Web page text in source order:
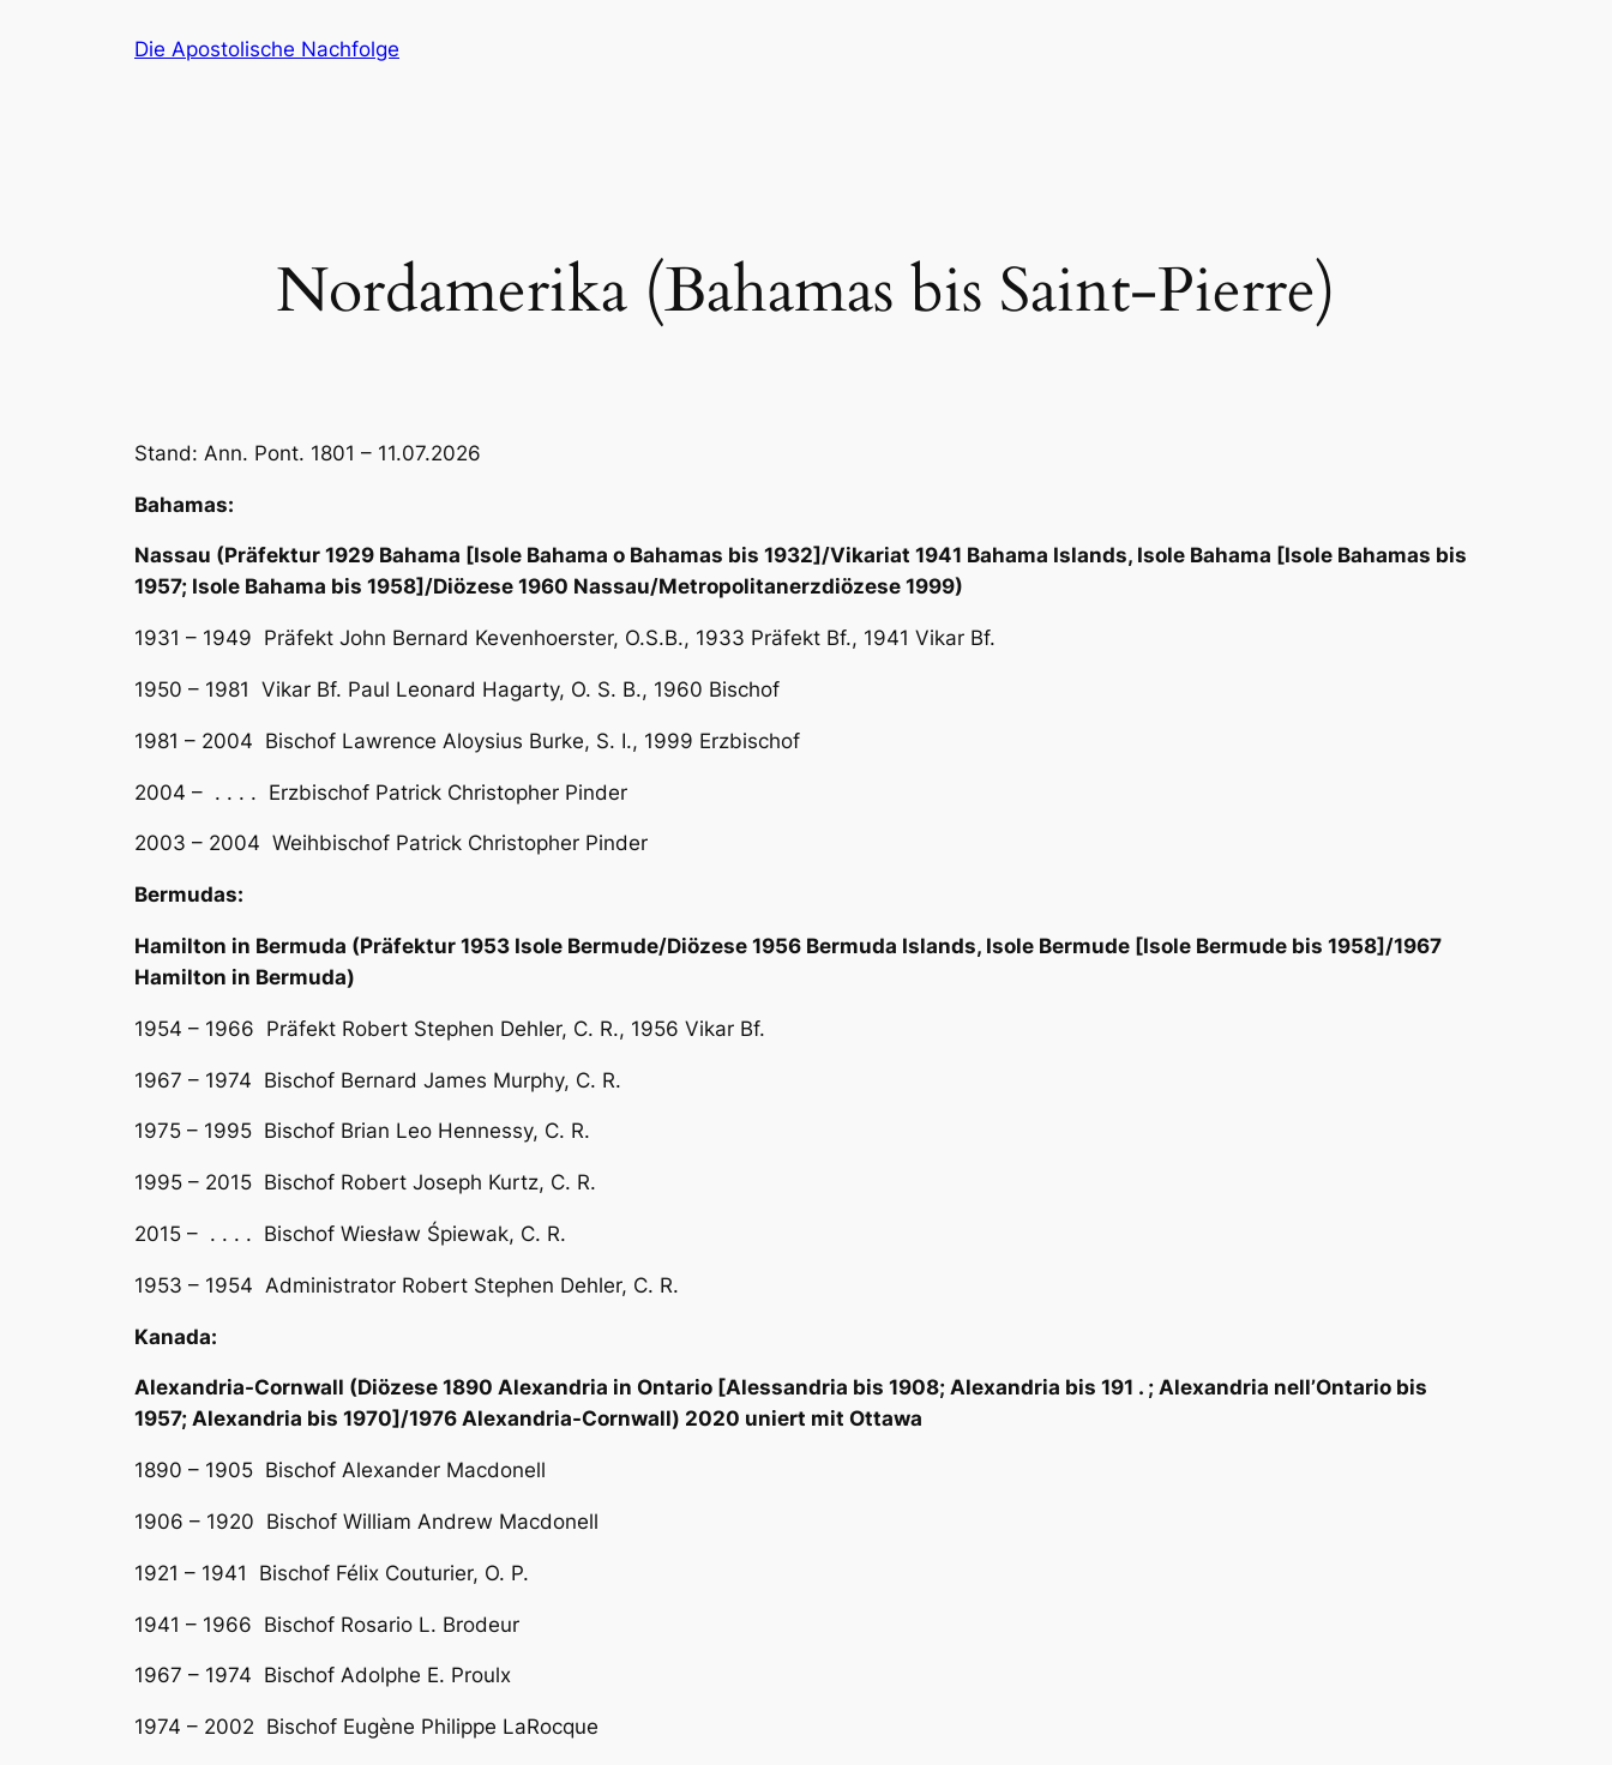
Die Apostolische Nachfolge
Nordamerika (Bahamas bis Saint-Pierre)
Stand: Ann. Pont. 1801 – 11.07.2026
Bahamas:
Nassau (Präfektur 1929 Bahama [Isole Bahama o Bahamas bis 1932]/Vikariat 1941 Bahama Islands, Isole Bahama [Isole Bahamas bis
1957; Isole Bahama bis 1958]/Diözese 1960 Nassau/Metropolitanerzdiözese 1999)
1931 – 1949 Präfekt John Bernard Kevenhoerster, O.S.B., 1933 Präfekt Bf., 1941 Vikar Bf.
1950 – 1981 Vikar Bf. Paul Leonard Hagarty, O. S. B., 1960 Bischof
1981 – 2004 Bischof Lawrence Aloysius Burke, S. I., 1999 Erzbischof
2004 – . . . . Erzbischof Patrick Christopher Pinder
2003 – 2004 Weihbischof Patrick Christopher Pinder
Bermudas:
Hamilton in Bermuda (Präfektur 1953 Isole Bermude/Diözese 1956 Bermuda Islands, Isole Bermude [Isole Bermude bis 1958]/1967
Hamilton in Bermuda)
1954 – 1966 Präfekt Robert Stephen Dehler, C. R., 1956 Vikar Bf.
1967 – 1974 Bischof Bernard James Murphy, C. R.
1975 – 1995 Bischof Brian Leo Hennessy, C. R.
1995 – 2015 Bischof Robert Joseph Kurtz, C. R.
2015 – . . . . Bischof Wiesław Śpiewak, C. R.
1953 – 1954 Administrator Robert Stephen Dehler, C. R.
Kanada:
Alexandria-Cornwall (Diözese 1890 Alexandria in Ontario [Alessandria bis 1908; Alexandria bis 191 . ; Alexandria nell’Ontario bis
1957; Alexandria bis 1970]/1976 Alexandria-Cornwall) 2020 uniert mit Ottawa
1890 – 1905 Bischof Alexander Macdonell
1906 – 1920 Bischof William Andrew Macdonell
1921 – 1941 Bischof Félix Couturier, O. P.
1941 – 1966 Bischof Rosario L. Brodeur
1967 – 1974 Bischof Adolphe E. Proulx
1974 – 2002 Bischof Eugène Philippe LaRocque